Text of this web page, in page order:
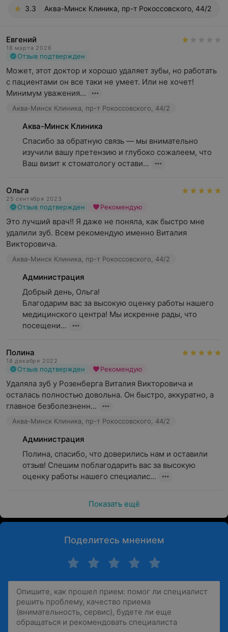
3.3 Аква-Минск Клиника, пр-т Рокоссовского, 44/2
Евгений
18 марта 2026
Отзыв подтвержден
Может, этот доктор и хорошо удаляет зубы, но работать
с пациентами он все таки не умеет. Или не хочет!
Минимум уважения...
Аква-Минск Клиника, пр-т Рокоссовского, 44/2
Аква-Минск Клиника
Спасибо за обратную связь — мы внимательно
изучили вашу претензию и глубоко сожалеем, что
Ваш визит к стоматологу остави...
Ольга
25 сентября 2023
Отзыв подтвержден Рекомендую
Это лучший врач!! Я даже не поняла, как быстро мне
удалили зуб. Всем рекомендую именно Виталия
Викторовича.
Аква-Минск Клиника, пр-т Рокоссовского, 44/2
Администрация
Добрый день, Ольга!
Благодарим вас за высокую оценку работы нашего
медицинского центра! Мы искренне рады, что
посещени...
Полина
18 декабря 2022
Отзыв подтвержден Рекомендую
Удаляла зуб у Розенберга Виталия Викторовича и
осталась полностью довольна. Он быстро, аккуратно, а
главное безболезненн...
Аква-Минск Клиника, пр-т Рокоссовского, 44/2
Администрация
Полина, спасибо, что доверились нам и оставили
отзыв! Спешим поблагодарить вас за высокую
оценку работы нашего специалис...
Показать ещё
Поделитесь мнением